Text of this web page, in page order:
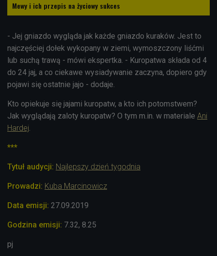
Mewy i ich przepis na życiowy sukces
- Jej gniazdo wygląda jak każde gniazdo kuraków. Jest to
najczęściej dołek wykopany w ziemi, wymoszczony liśćmi
lub suchą trawą - mówi ekspertka. - Kuropatwa składa od 4
do 24 jaj, a co ciekawe wysiadywanie zaczyna, dopiero gdy
pojawi się ostatnie jajo - dodaje.
Kto opiekuje się jajami kuropatw, a kto ich potomstwem?
Jak wyglądają zaloty kuropatw? O tym m.in. w materiale Ani
Hardej
***
Tytuł audycji: Najlepszy dzień tygodnia
Prowadzi: Kuba Marcinowicz
Data emisji: 27.09 .2019
Godzina emisji: 7.32, 8.25
pj